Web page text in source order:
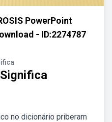
PowerPoint
- ID:2274787
no dicionário priberam